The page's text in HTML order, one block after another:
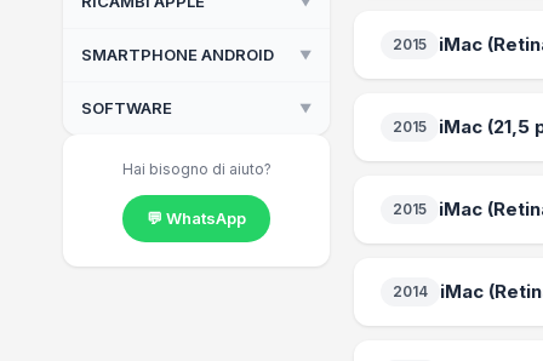
Vetri Temperati iPad
Vetri Temperati iPhone
Batterie iPad
Batterie iPhone
Flex e sensori iPhone
Fotocamere iPhone
Lenti fotocamera iPhone
SMARTPHONE ANDROID ▼
Google Pixel
SOFTWARE ▼
Licenze Microsoft OEM
Hai bisogno di aiuto?
💬 WhatsApp
2015 iMac
2015 iMac (21,5
2015 iMac
2014 iMac